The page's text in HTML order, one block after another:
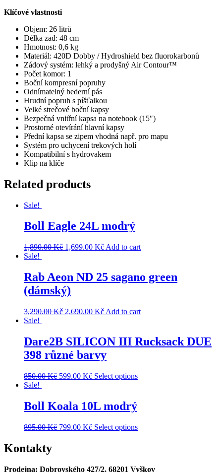
Klíčové vlastnosti
Objem: 26 litrů
Délka zad: 48 cm
Hmotnost: 0,6 kg
Materiál: 420D Dobby / Hydroshield bez fluorokarbonů
Zádový systém: lehký a prodyšný Air Contour™
Počet komor: 1
Boční kompresní popruhy
Odnímatelný bederní pás
Hrudní popruh s píšťalkou
Velké strečové boční kapsy
Bezpečná vnitřní kapsa na notebook (15″)
Prostorné otevírání hlavní kapsy
Přední kapsa se zipem vhodná např. pro mapu
Systém pro uchycení trekových holí
Kompatibilní s hydrovakem
Klip na klíče
Related products
Sale!
Boll Eagle 24L modrý
1,890.00Kč 1,699.00 Kč Add to cart
Sale!
Rab Aeon ND 25 sagano green
(dámský)
3,290.00Kč 2,690.00 Kč Add to cart
Sale!
Dare2B SILICON III Rucksack DUE
398 různé barvy
850.00Kč 599.00 Kč Select options
Sale!
Boll Koala 10L modrý
895.00Kč 799.00 Kč Select options
Kontakty
Prodejna: Dobrovského 427/2, 68201 Vyškov